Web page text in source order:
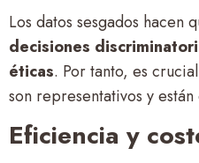
Los datos sesgados hacen
decisiones
éticas. Por tanto, es
son representativos y
Eficiencia y